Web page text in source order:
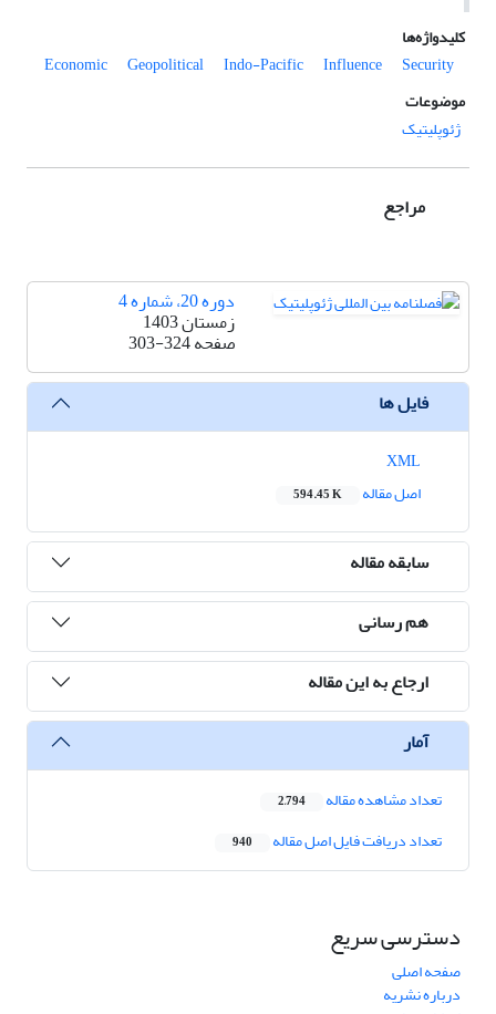
کلیدواژه‌ها
Economic
Geopolitical Indo-Pacific Influence
Security
موضوعات
ژئوپلیتیک
مراجع
دوره 20، شماره 4
زمستان 1403
صفحه303-324
فایل ها
اصل مقاله
594.45 K
سابقه مقاله
هم رسانی
ارجاع به این مقاله
آمار
تعداد مشاهده مقاله 2,794
تعداد دریافت فایل اصل مقاله 940
دسترسی سریع
صفحه اصلی
درباره نشریه